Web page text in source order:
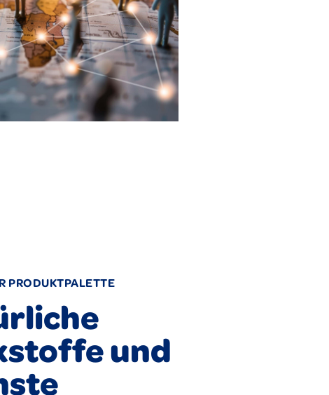
PRODUKTPALETTE
und